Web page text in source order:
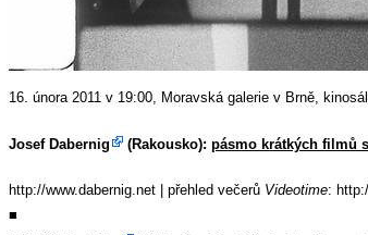
16. února 2011 v 19:00, Moravská galerie v Brně,
Josef Dabernig (Rakousko): pásmo krátkých filmů
http://www.dabernig.net | přehled večerů Videotime:
■